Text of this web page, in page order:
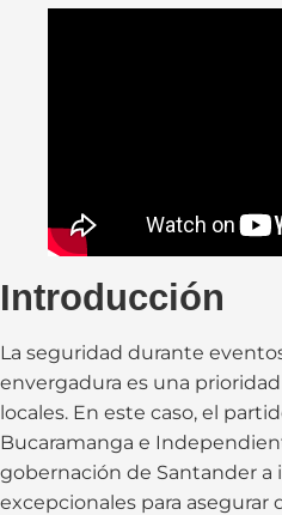
Introducción
La seguridad durante
envergadura es una
locales. En este caso, el
Bucaramanga e
gobernación de Santander
excepcionales para asegurar